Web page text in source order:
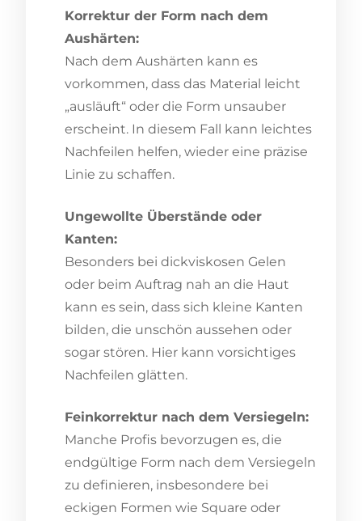
Korrektur der Form nach dem
Aushärten:
Nach dem Aushärten kann es
vorkommen, dass das Material leicht
„ausläuft“ oder die Form unsauber
erscheint. In diesem Fall kann leichtes
Nachfeilen helfen, wieder eine präzise
Linie zu schaffen.
Ungewollte Überstände oder
Kanten:
Besonders bei dickviskosen Gelen
oder beim Auftrag nah an die Haut
kann es sein, dass sich kleine Kanten
bilden, die unschön aussehen oder
sogar stören. Hier kann vorsichtiges
Nachfeilen glätten.
Feinkorrektur nach dem Versiegeln:
Manche Profis bevorzugen es, die
endgültige Form nach dem Versiegeln
zu definieren, insbesondere bei
eckigen Formen wie Square oder